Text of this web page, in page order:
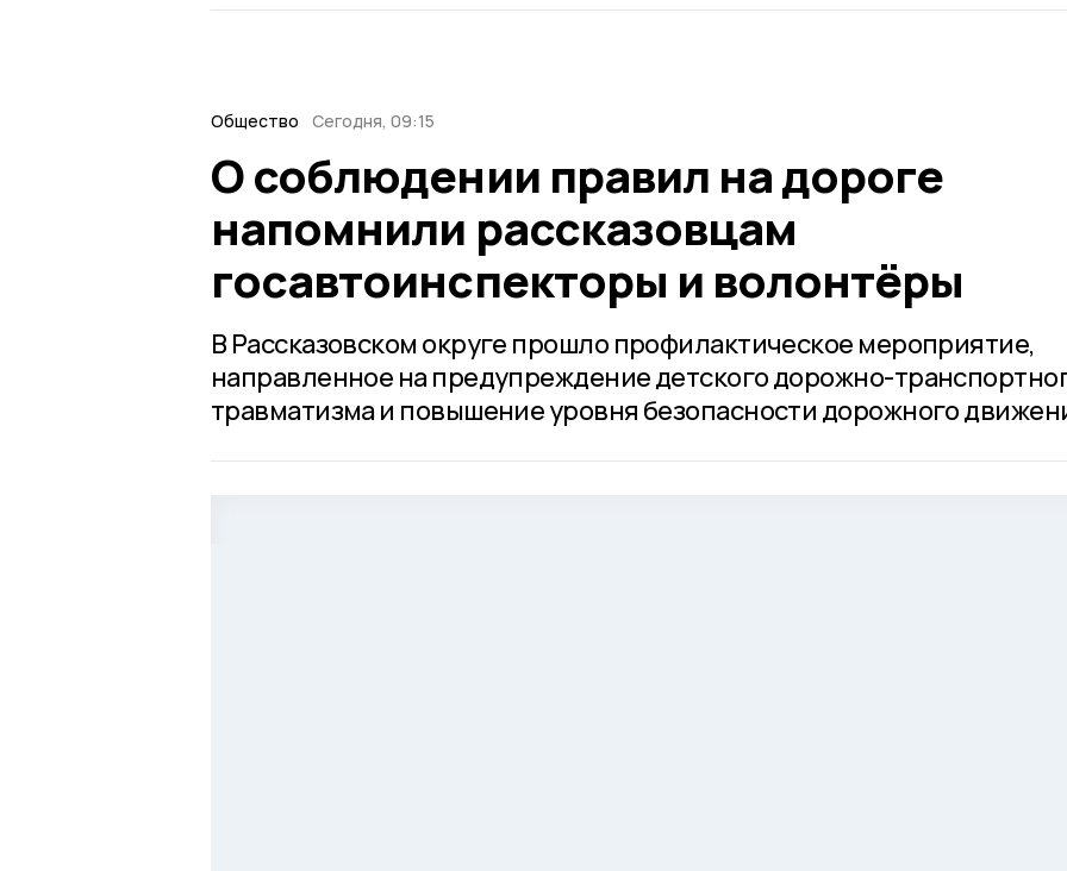
Общество Сегодня, 09:15
О соблюдении правил на дороге
напомнили рассказовцам
госавтоинспекторы и волонтёры
В Рассказовском округе прошло профилактическое мероприятие,
направленное на предупреждение детского дорожно-
травматизма и повышение уровня безопасности дорожного